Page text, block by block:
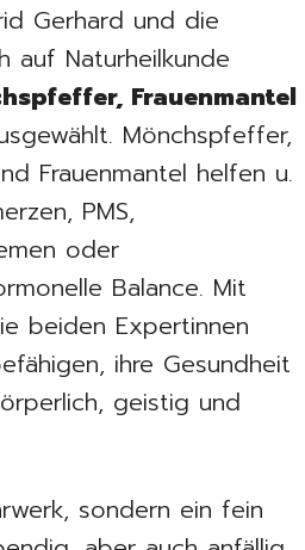
Gerhard und die
auf Naturheilkunde
Frauenmantel
Mönchspfeffer,
Frauenmantel helfen u.
PMS,
oder
Balance. Mit
beiden Expertinnen
ihre Gesundheit
geistig und
sondern ein fein